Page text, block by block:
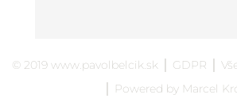
© 2019 www.pavolbelcik.sk│ GDPR │
│ Powered by Marcel